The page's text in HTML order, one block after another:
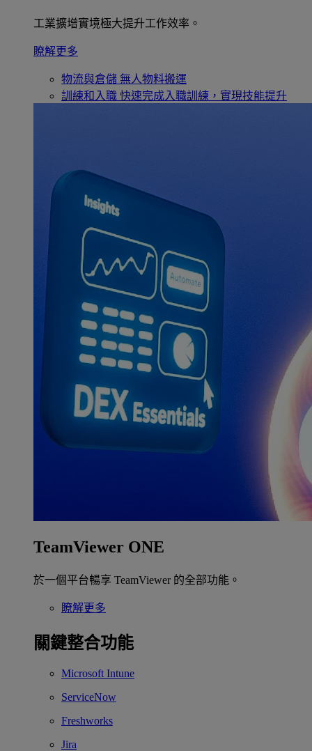
工業擴增實境極大提升工作效率。
瞭解更多
物流與倉儲 無人物料搬運
訓練和入職 快速完成入職訓練，實現技能提升
TeamViewer ONE
於一個平台暢享 TeamViewer 的全部功能。
瞭解更多
關鍵整合功能
Microsoft Intune
ServiceNow
Freshworks
Jira